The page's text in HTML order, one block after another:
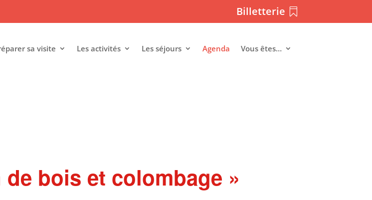
Billetterie
sa visite Les activités Les séjours Agenda Vous êtes…
bois et colombage »